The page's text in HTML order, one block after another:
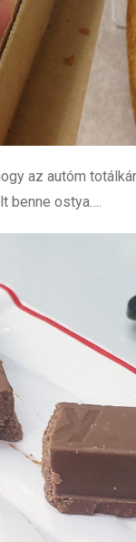
az autóm
benne ostya….